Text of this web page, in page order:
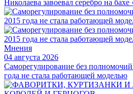
Николаева завоевал серебро на
Мнения
04 августа 2026
Саморегулирование без
года не стала работающей моделью